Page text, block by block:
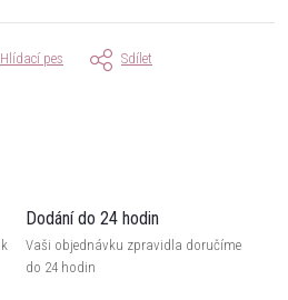
Hlídací pes Sdílet
Dodání do 24 hodin
Vaši objednávku zpravidla doručíme
do 24 hodin